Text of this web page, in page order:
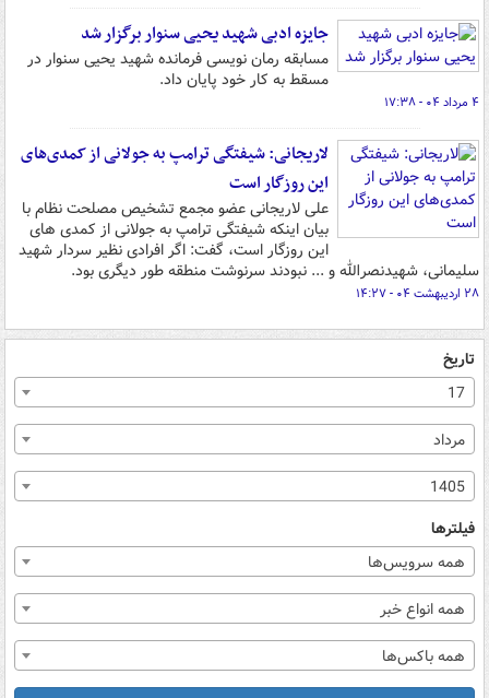
جایزه ادبی شهید یحیی سنوار برگزار شد
مسابقه رمان نویسی فرمانده شهید یحیی سنوار در
مسقط به کار خود پایان داد.
۴ مرداد ۰۴ - ۱۷:۳۸
لاریجانی: شیفتگی ترامپ به جولانی از کمدی‌های
این روزگار است
علی لاریجانی عضو مجمع تشخیص مصلحت نظام با
بیان اینکه شیفتگی ترامپ به جولانی از کمدی های
این روزگار است، گفت: اگر افرادی نظیر سردار شهید
سلیمانی، شهیدنصرالله و ... نبودند سرنوشت منطقه طور دیگری بود.
۲۸ اردیبهشت ۰۴ - ۱۴:۲۷
تاریخ
17
مرداد
1405
فیلترها
همه سرویس‌ها
همه انواع خبر
همه باکس‌ها